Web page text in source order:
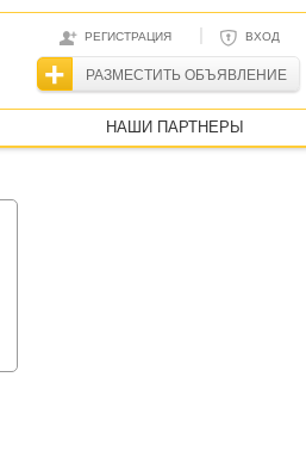
РЕГИСТРАЦИЯ | ВХОД
РАЗМЕСТИТЬ ОБЪЯВЛЕНИЕ
НАШИ ПАРТНЕРЫ